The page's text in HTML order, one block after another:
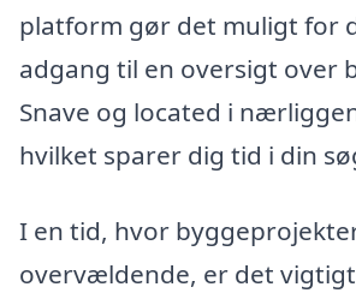
platform gør det muligt for
adgang til en oversigt over
Snave og located i
hvilket sparer dig tid i din
I en tid, hvor
overvældende, er det